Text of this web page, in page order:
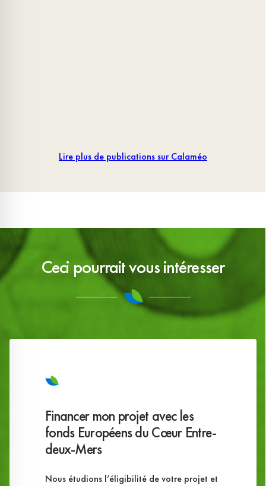
Lire plus de publications sur Calaméo
Ceci pourrait vous intéresser
Financer mon projet avec les
fonds Européens du Cœur Entre-
deux-Mers
Nous étudions l’éligibilité de votre projet et